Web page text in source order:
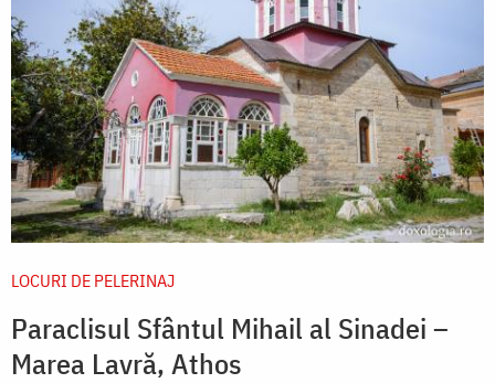
LOCURI DE PELERINAJ
Paraclisul Sfântul Mihail al Sinadei –
Marea Lavră, Athos